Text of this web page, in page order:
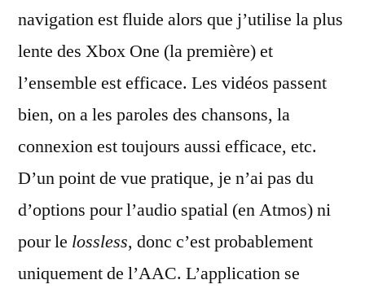
navigation est fluide alors que j’utilise la plus
lente des Xbox One (la première) et
l’ensemble est efficace. Les vidéos passent
bien, on a les paroles des chansons, la
connexion est toujours aussi efficace, etc.
D’un point de vue pratique, je n’ai pas du
d’options pour l’audio spatial (en Atmos) ni
pour le lossless, donc c’est probablement
uniquement de l’AAC. L’application se